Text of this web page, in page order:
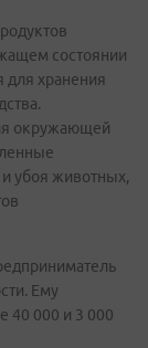
состоянии
хранения
окружающей
убоя животных,
Ему
40 000 и 3 000